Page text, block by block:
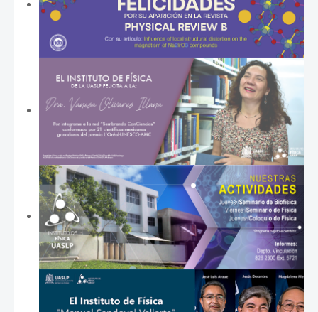
PROMEP